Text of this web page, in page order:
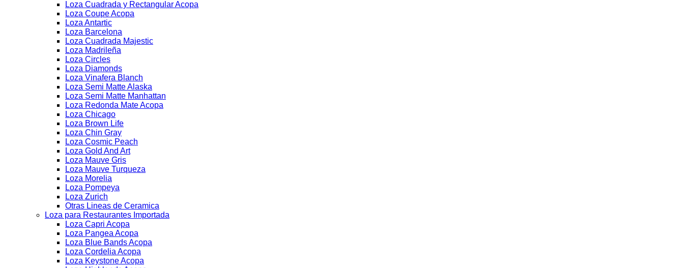
Loza Cuadrada y Rectangular Acopa
Loza Coupe Acopa
Loza Antartic
Loza Barcelona
Loza Cuadrada Majestic
Loza Madrileña
Loza Circles
Loza Diamonds
Loza Vinafera Blanch
Loza Semi Matte Alaska
Loza Semi Matte Manhattan
Loza Redonda Mate Acopa
Loza Chicago
Loza Brown Life
Loza Chin Gray
Loza Cosmic Peach
Loza Gold And Art
Loza Mauve Gris
Loza Mauve Turqueza
Loza Morelia
Loza Pompeya
Loza Zurich
Otras Lineas de Ceramica
Loza para Restaurantes Importada
Loza Capri Acopa
Loza Pangea Acopa
Loza Blue Bands Acopa
Loza Cordelia Acopa
Loza Keystone Acopa